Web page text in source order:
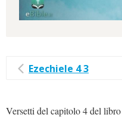
Ezechiele 4 3
Versetti del capitolo 4 del